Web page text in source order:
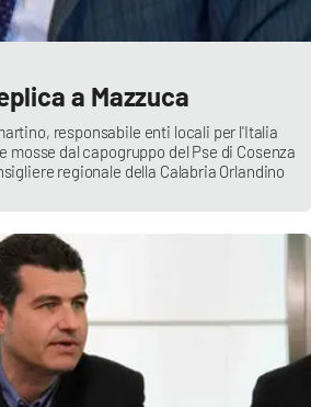
a Mazzuca
responsabile enti locali per l'Italia
mosse dal capogruppo del Pse di Cosenza
regionale della Calabria Orlandino